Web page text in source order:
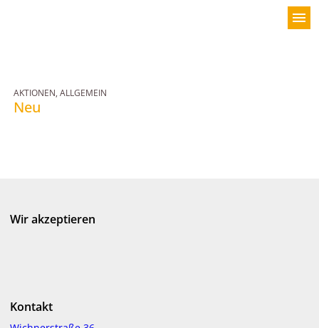
menu
AKTIONEN,ALLGEMEIN
Neu
Wir akzeptieren
Kontakt